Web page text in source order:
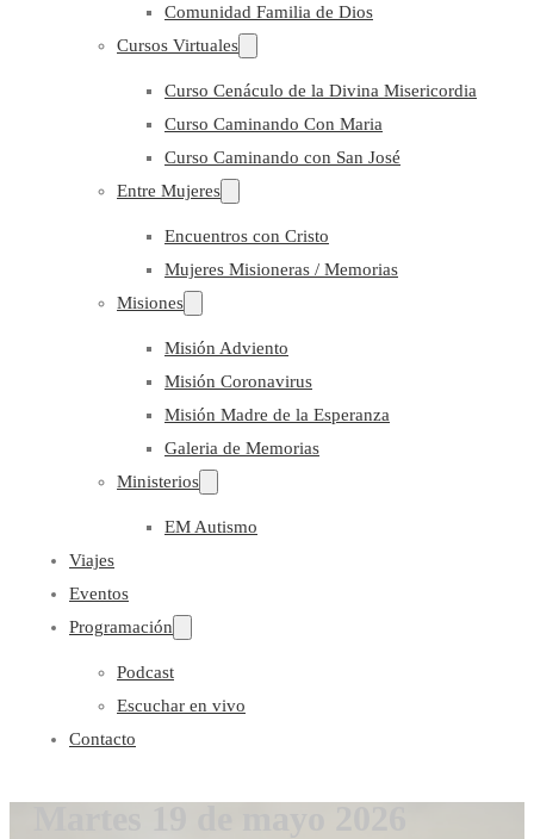
Comunidad Familia de Dios
Cursos Virtuales
Curso Cenáculo de la Divina Misericordia
Curso Caminando Con Maria
Curso Caminando con San José
Entre Mujeres
Encuentros con Cristo
Mujeres Misioneras / Memorias
Misiones
Misión Adviento
Misión Coronavirus
Misión Madre de la Esperanza
Galeria de Memorias
Ministerios
EM Autismo
Viajes
Eventos
Programación
Podcast
Escuchar en vivo
Contacto